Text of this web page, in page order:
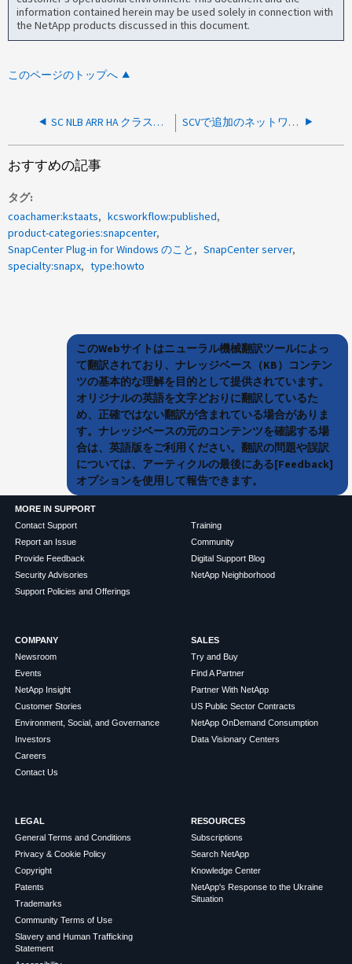
information contained herein may be used solely in connection with
the NetApp products discussed in this document.
このページのトップへ
SC NLB ARR HA クラスターをスタンドアロンサーバー構成に変換する方法 SCVで追加のネットワークアダプタを作成する方法
おすすめの記事
タグ
coachamer:kstaats
kcsworkflow:published
product-categories:snapcenter
SnapCenter Plug-in for Windows のこと
SnapCenter server
specialty:snapx
type:howto
このWebサイトはニューラル機械翻訳ツールによっ
て翻訳されており、ナレッジベース（KB）コンテン
ツの基本的な理解を目的として提供されています。
オリジナルの英語を文字どおりに翻訳しているた
め、正確ではない翻訳が含まれている場合がありま
す。ナレッジベースの元のコンテンツを確認する場
合は、英語版をご利用ください。翻訳の問題や誤訳
については、アーティクルの最後にある[Feedback]
オプションを使用して報告できます。
MORE IN SUPPORT
Contact Support
Report an Issue
Provide Feedback
Security Advisories
Support Policies and Offerings
Training
Community
Digital Support Blog
NetApp Neighborhood
COMPANY
Newsroom
Events
NetApp Insight
Customer Stories
Environment, Social, and Governance
Investors
Careers
Contact Us
SALES
Try and Buy
Find A Partner
Partner With NetApp
US Public Sector Contracts
NetApp OnDemand Consumption
Data Visionary Centers
LEGAL
General Terms and Conditions
Privacy & Cookie Policy
Copyright
Patents
Trademarks
Community Terms of Use
Slavery and Human Trafficking
Statement
RESOURCES
Subscriptions
Search NetApp
Knowledge Center
NetApp's Response to the Ukraine
Situation